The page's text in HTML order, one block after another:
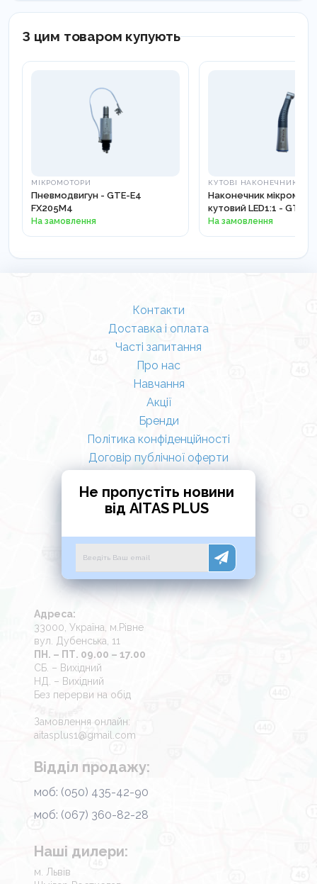
З цим товаром купують
МІКРОМОТОРИ
Пневмодвигун - GTE-E4
FX205M4
На замовлення
КУТОВІ НАКОНЕЧНИКИ
Наконечник
кутовий LED1:1 - GTE-
На замовлення
Контакти
Доставка і оплата
Часті запитання
Про нас
Навчання
Акції
Бренди
Політика конфіденційності
Договір публічної оферти
Не пропустіть новини
від AITAS PLUS
Адреса:
33000, Україна, м.Рівне
вул. Дубенська, 11
ПН. – ПТ. 09.00 – 17.00
СБ. – Вихідний
НД. – Вихідний
Без перерви на обід
Замовлення онлайн:
aitasplus1@gmail.com
Відділ продажу:
моб: (050) 435-42-90
моб: (067) 360-82-28
Наші дилери:
м. Львів